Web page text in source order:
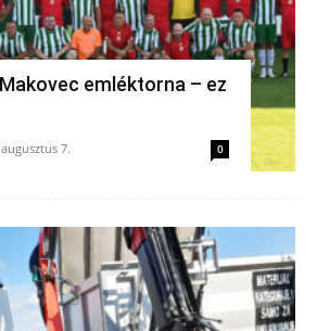
emléktorna – ez
7. 0